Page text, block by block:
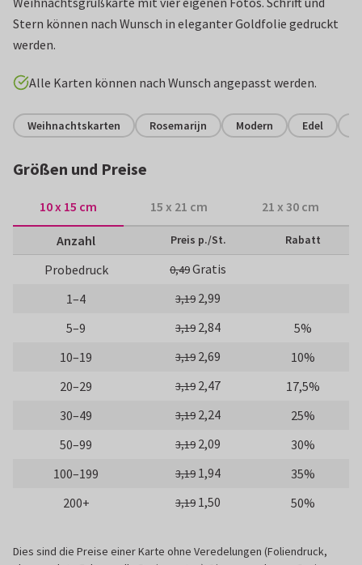
Stern können nach Wunsch in eleganter Goldfolie gedruckt
werden.
Alle Karten können nach Wunsch angepasst werden.
Weihnachtskarten Rosemarijn Modern Edel
Größen und Preise
10 x 15 cm 15 x 21 cm 21 x 30 cm
Anzahl Preis p./St. Rabatt
Probedruck 0,49Gratis
1–4
3,19 2,99
5–9
3,19 2,84
5%
10–19
3,19 2,69
10%
20–29
3,19 2,47
17,5%
30–49
3,19 2,24
25%
50–99
3,19 2,09
30%
100–199
3,19 1,94
35%
200+
3,19 1,50 50%
Dies sind die Preise einer Karte ohne Veredelungen (Foliendruck,